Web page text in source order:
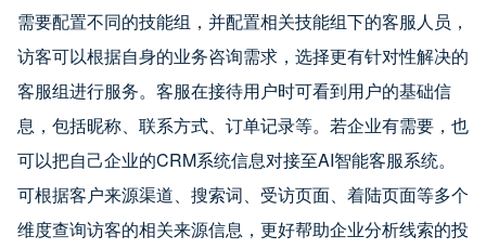
需要配置不同的技能组，并配置相关技能组下的客服人员，
访客可以根据自身的业务咨询需求，选择更有针对性解决的
客服组进行服务。客服在接待用户时可看到用户的基础信
息，包括昵称、联系方式、订单记录等。若企业有需要，也
可以把自己企业的CRM系统信息对接至AI智能客服系统。
可根据客户来源渠道、搜索词、受访页面、着陆页面等多个
维度查询访客的相关来源信息，更好帮助企业分析线索的投